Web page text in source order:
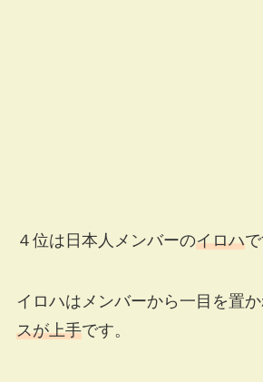
４位は日本人メンバーのイロハで
イロハはメンバーから一目を置
スが上手です。